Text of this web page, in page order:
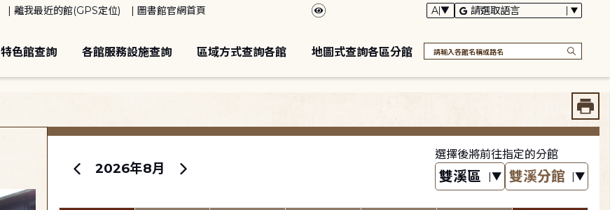
離我最近的館(GPS定位) 圖書館官網首頁
特色館查詢 各館服務設施查詢 區域方式查詢各館 地圖式查詢各區分館
2026年8月
選擇後將前往指定的分館